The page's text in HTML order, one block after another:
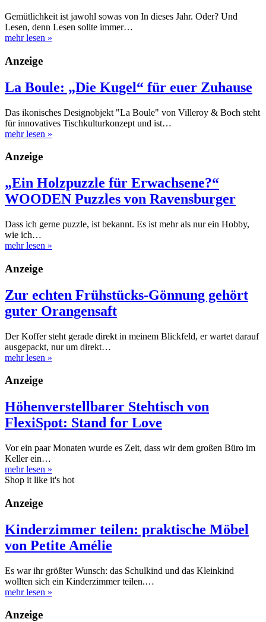
Gemütlichkeit ist jawohl sowas von In dieses Jahr. Oder? Und
Lesen, denn Lesen sollte immer…
mehr lesen »
Anzeige
La Boule: „Die Kugel“ für euer Zuhause
Das ikonisches Designobjekt "La Boule" von Villeroy & Boch steht
für innovatives Tischkulturkonzept und ist…
mehr lesen »
Anzeige
„Ein Holzpuzzle für Erwachsene?“
WOODEN Puzzles von Ravensburger
Dass ich gerne puzzle, ist bekannt. Es ist mehr als nur ein Hobby,
wie ich…
mehr lesen »
Anzeige
Zur echten Frühstücks-Gönnung gehört
guter Orangensaft
Der Koffer steht gerade direkt in meinem Blickfeld, er wartet darauf
ausgepackt, nur um direkt…
mehr lesen »
Anzeige
Höhenverstellbarer Stehtisch von
FlexiSpot: Stand for Love
Vor ein paar Monaten wurde es Zeit, dass wir dem großen Büro im
Keller ein…
mehr lesen »
Shop it like it's hot
Anzeige
Kinderzimmer teilen: praktische Möbel
von Petite Amélie
Es war ihr größter Wunsch: das Schulkind und das Kleinkind
wollten sich ein Kinderzimmer teilen.…
mehr lesen »
Anzeige